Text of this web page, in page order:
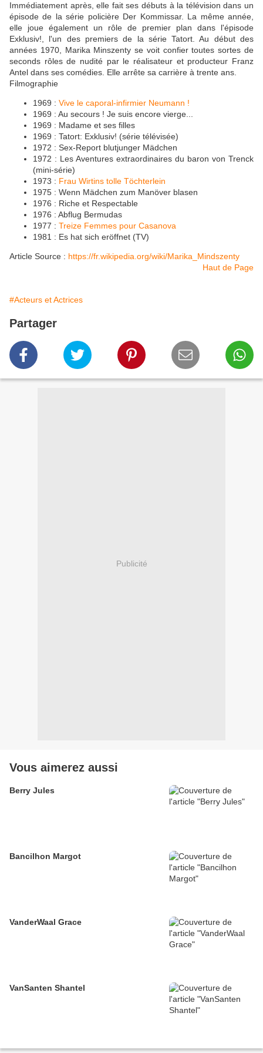
Immédiatement après, elle fait ses débuts à la télévision dans un
épisode de la série policière Der Kommissar. La même année,
elle joue également un rôle de premier plan dans l'épisode
Exklusiv!, l'un des premiers de la série Tatort. Au début des
années 1970, Marika Minszenty se voit confier toutes sortes de
seconds rôles de nudité par le réalisateur et producteur Franz
Antel dans ses comédies. Elle arrête sa carrière à trente ans.
Filmographie
1969 : Vive le caporal-infirmier Neumann !
1969 : Au secours ! Je suis encore vierge...
1969 : Madame et ses filles
1969 : Tatort: Exklusiv! (série télévisée)
1972 : Sex-Report blutjunger Mädchen
1972 : Les Aventures extraordinaires du baron von Trenck
(mini-série)
1973 : Frau Wirtins tolle Töchterlein
1975 : Wenn Mädchen zum Manöver blasen
1976 : Riche et Respectable
1976 : Abflug Bermudas
1977 : Treize Femmes pour Casanova
1981 : Es hat sich eröffnet (TV)
Article Source : https://fr.wikipedia.org/wiki/Marika_Mindszenty
Haut de Page
#Acteurs et Actrices
Partager
Publicité
Vous aimerez aussi
Berry Jules
Bancilhon Margot
VanderWaal Grace
VanSanten Shantel